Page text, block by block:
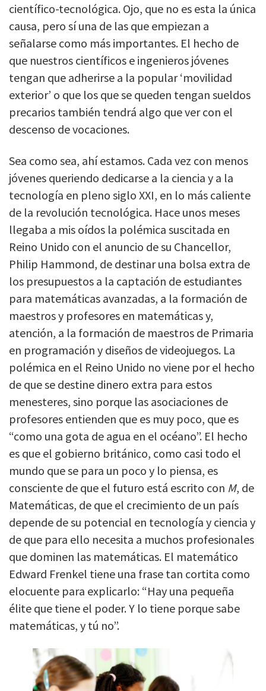
científico-tecnológica. Ojo, que no es esta la única
causa, pero sí una de las que empiezan a
señalarse como más importantes. El hecho de
que nuestros científicos e ingenieros jóvenes
tengan que adherirse a la popular ‘movilidad
exterior’ o que los que se queden tengan sueldos
precarios también tendrá algo que ver con el
descenso de vocaciones.
Sea como sea, ahí estamos. Cada vez con menos
jóvenes queriendo dedicarse a la ciencia y a la
tecnología en pleno siglo XXI, en lo más caliente
de la revolución tecnológica. Hace unos meses
llegaba a mis oídos la polémica suscitada en
Reino Unido con el anuncio de su Chancellor,
Philip Hammond, de destinar una bolsa extra de
los presupuestos a la captación de estudiantes
para matemáticas avanzadas, a la formación de
maestros y profesores en matemáticas y,
atención, a la formación de maestros de Primaria
en programación y diseños de videojuegos. La
polémica en el Reino Unido no viene por el hecho
de que se destine dinero extra para estos
menesteres, sino porque las asociaciones de
profesores entienden que es muy poco, que es
“como una gota de agua en el océano”. El hecho
es que el gobierno británico, como casi todo el
mundo que se para un poco y lo piensa, es
consciente de que el futuro está escrito con M, de
Matemáticas, de que el crecimiento de un país
depende de su potencial en tecnología y ciencia y
de que para ello necesita a muchos profesionales
que dominen las matemáticas. El matemático
Edward Frenkel tiene una frase tan cortita como
elocuente para explicarlo: “Hay una pequeña
élite que tiene el poder. Y lo tiene porque sabe
matemáticas, y tú no”.